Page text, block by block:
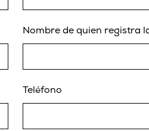
Nombre de quien registra
Teléfono